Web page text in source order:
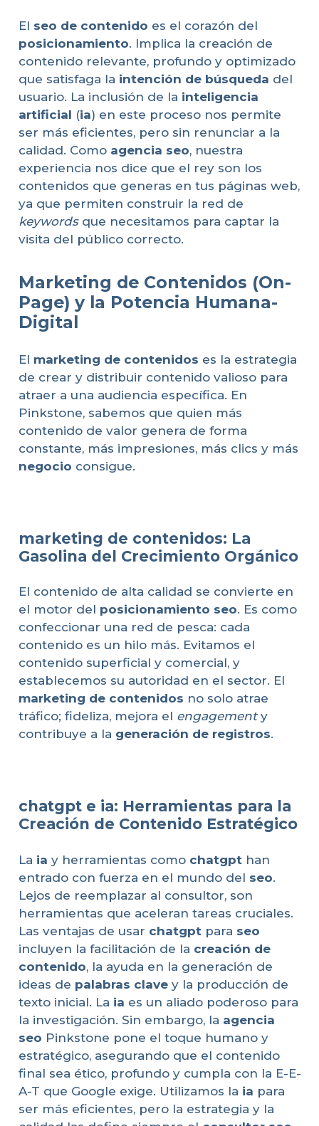
El seo de contenido es el corazón del
posicionamiento. Implica la creación de
contenido relevante, profundo y optimizado
que satisfaga la intención de búsqueda del
usuario. La inclusión de la inteligencia
artificial (ia) en este proceso nos permite
ser más eficientes, pero sin renunciar a la
calidad. Como agencia seo, nuestra
experiencia nos dice que el rey son los
contenidos que generas en tus páginas web,
ya que permiten construir la red de
keywordsque necesitamos para captar la
visita del público correcto.
Marketing de Contenidos (On-
Page) y la Potencia Humana-
Digital
El marketing de contenidos es la estrategia
de crear y distribuir contenido valioso para
atraer a una audiencia específica. En
Pinkstone, sabemos que quien más
contenido de valor genera de forma
constante, más impresiones, más clics y más
negocio consigue.
marketing de contenidos: La
Gasolina del Crecimiento Orgánico
El contenido de alta calidad se convierte en
el motor del posicionamiento seo. Es como
confeccionar una red de pesca: cada
contenido es un hilo más. Evitamos el
contenido superficial y comercial, y
establecemos su autoridad en el sector. El
marketing de contenidos no solo atrae
tráfico; fideliza, mejora el engagementy
contribuye a la generación de registros.
chatgpt e ia: Herramientas para la
Creación de Contenido Estratégico
La ia y herramientas como chatgpthan
entrado con fuerza en el mundo del seo.
Lejos de reemplazar al consultor, son
herramientas que aceleran tareas cruciales.
Las ventajas de usar chatgptpara seo
incluyen la facilitación de la creación de
contenido, la ayuda en la generación de
ideas de palabras clavey la producción de
texto inicial. La ia es un aliado poderoso para
la investigación. Sin embargo, la agencia
seo Pinkstone pone el toque humano y
estratégico, asegurando que el contenido
final sea ético, profundo y cumpla con la E-E-
A-T que Google exige. Utilizamos la ia para
ser más eficientes, pero la estrategia y la